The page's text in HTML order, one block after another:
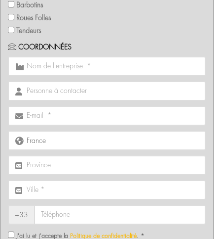
Barbotins
Roues Folles
Tendeurs
COORDONNÉES
+33
J'ai lu et j'accepte la Politique de confidentialité. *